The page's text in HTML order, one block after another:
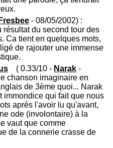
Fresbee - 08/05/2002) :
résultat du second tour des
Ca tient en quelques mots,
de rajouter une immense
( 0.33/10 - Narak -
chanson imaginaire en
de 3ème quoi... Narak
immondice qui fait que nous
après l'avoir lu qu'avant,
ode (involontaire) à la
vaut que comme
de la connerie crasse de